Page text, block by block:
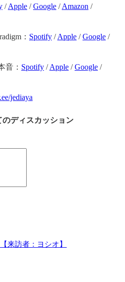
/Apple /Google /Amazon /
： Spotify /Apple /Google /
音： Spotify /Apple /Google /
jediaya
ディスカッション
来訪者：ヨシオ】